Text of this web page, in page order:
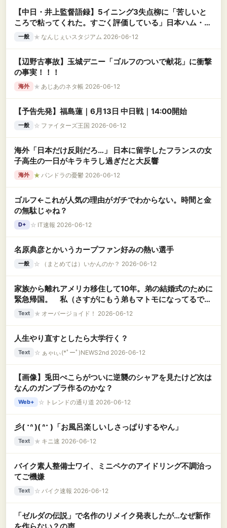
【中日・井上監督語録】5イニング3失点柳に「苦しいと
ころで粘ってくれた。すごく評価している」日本ハム・細
野の投球に感嘆
一般 ★ なんじぇいスタジアム 2026-06-12
【辺野古事故】玉城デニー「ゴルフのついで献花」に衝撃
の事実！！！
海外 ★ あじあのネタ帳 2026-06-12
【予告先発】福島蓮｜6月13日 中日戦｜14:00開始
一般 ☆ ファイターズ王国 2026-06-12
海外「日本だけ反則だろ…」 日本に留学したフランスの女
子高生の一日がキラキラし過ぎだと大反響
海外 ★ パンドラの憂鬱 2026-06-12
ゴルフ←これが人気の理由がガチでわからない。時間と金
の無駄じゃね？
D+ ☆ IT速報 2026-06-12
名原典彦とかいうカープファン好みの熱い選手
一般 ☆ （まとめては）いかんのか？ 2026-06-12
家族から離れアメリカ移住して10年。弟の結婚式のために
緊急帰国。 私（さすがにもう弟もマトモになってるでし
ょ…）弟「姉ちゃん！」私「！？」 → 弟の結婚相手
Text ★ オーバージョイド！ 2026-06-12
人生やり直すとしたら大学行く？
Text ☆ ぁゃιぃ(*ﾟーﾟ)NEWS2nd 2026-06-12
【画像】兎田ぺこらがついに逆襲のシャアを見たけど次は
なんのガンプラ作るのかな？
Web+ ☆ トレンドの通り道 2026-06-12
彡( ˶ᐢ )( ᐢ˶ )「お風呂楽しいしさっぱりするやん」
Text ★ キニ速 2026-06-12
バイク素人整備士ワイ、ミニペケのアイドリング不調治っ
てご機嫌
Text ☆ バイク速報 2026-06-12
「ゼルダの伝説」で名作のリメイク発表したが…なぜ新作